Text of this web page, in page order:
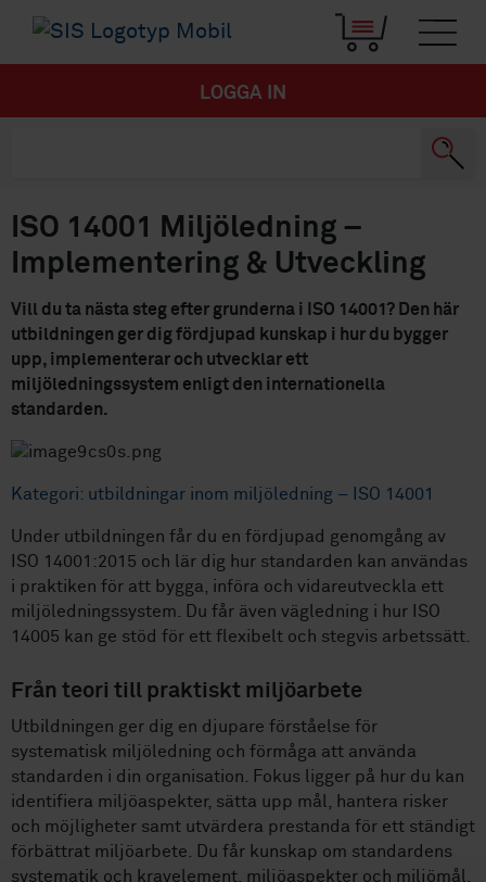
LOGGA IN
ISO 14001 Miljöledning –
Implementering & Utveckling
Vill du ta nästa steg efter grunderna i ISO 14001? Den här
utbildningen ger dig fördjupad kunskap i hur du bygger
upp, implementerar och utvecklar ett
miljöledningssystem enligt den internationella
standarden.
Kategori: utbildningar inom miljöledning – ISO 14001
Under utbildningen får du en fördjupad genomgång av
ISO 14001:2015 och lär dig hur standarden kan användas
i praktiken för att bygga, införa och vidareutveckla ett
miljöledningssystem. Du får även vägledning i hur ISO
14005 kan ge stöd för ett flexibelt och stegvis arbetssätt.
Från teori till praktiskt miljöarbete
Utbildningen ger dig en djupare förståelse för
systematisk miljöledning och förmåga att använda
standarden i din organisation. Fokus ligger på hur du kan
identifiera miljöaspekter, sätta upp mål, hantera risker
och möjligheter samt utvärdera prestanda för ett ständigt
förbättrat miljöarbete. Du får kunskap om standardens
systematik och kravelement, miljöaspekter och miljömål,